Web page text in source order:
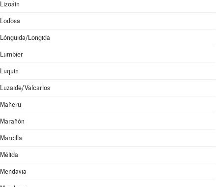
Lizoáin
Lodosa
Lónguida/Longida
Lumbier
Luquin
Luzaide/Valcarlos
Mañeru
Marañón
Marcilla
Mélida
Mendavia